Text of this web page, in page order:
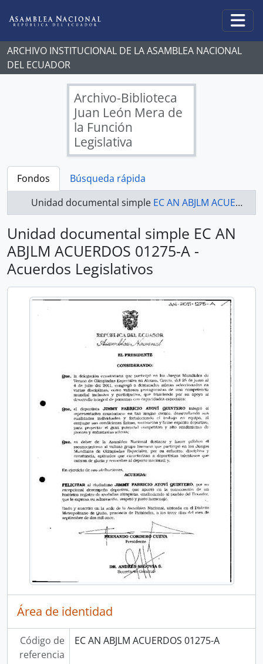
ARCHIVO INSTITUCIONAL DE LA ASAMBLEA NACIONAL
DEL ECUADOR
Archivo-Biblioteca
Juan León Mera de
la Función
Legislativa
Fondos
Búsqueda rápida
Unidad documental simple EC AN ABJLM ACUERDOS 01275-A - Acuerdos Legislativos
Unidad documental simple EC AN
ABJLM ACUERDOS 01275-A -
Acuerdos Legislativos
Área de identidad
Código de
referencia
EC AN ABJLM ACUERDOS 01275-A